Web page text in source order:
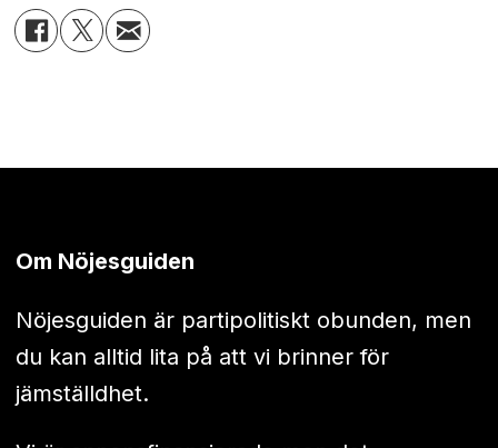
Om Nöjesguiden
Nöjesguiden är partipolitiskt obunden, men
du kan alltid lita på att vi brinner för
jämställdhet.